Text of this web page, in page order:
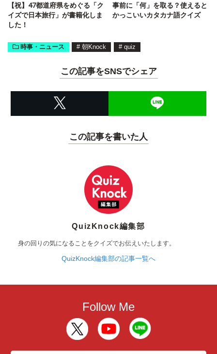
【祝】47都道府県をめぐる「ク
イズで日本旅行」が書籍化しま
した！
事前に「何」を取る？使えると
かっこいいカタカナ語クイズ
時事・ニュース # 朝Knock # quiz
この記事をSNSでシェア
この記事を書いた人
QuizKnock編集部
身の回りの気になることをクイズでお伝えいたします。
QuizKnock編集部の記事一覧へ
Follow Me